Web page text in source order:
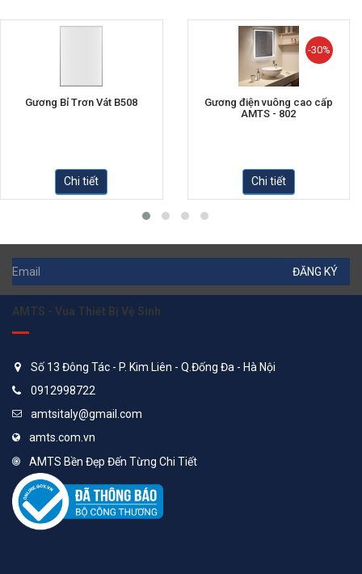
Gương Bỉ Trơn Vát B508
Chi tiết
-30%
Gương điện vuông cao cấp
AMTS - 802
Chi tiết
ĐĂNG KÝ
AMTS - Vua Thiết Bị Vệ Sinh
Số 13 Đông Tác - P. Kim Liên - Q.Đống Đa - Hà Nội
0912998722
amtsitaly@gmail.com
amts.com.vn
AMTS Bền Đẹp Đến Từng Chi Tiết